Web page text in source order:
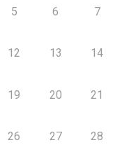
5 6 7
12 13 14
19 20 21
26 27 28